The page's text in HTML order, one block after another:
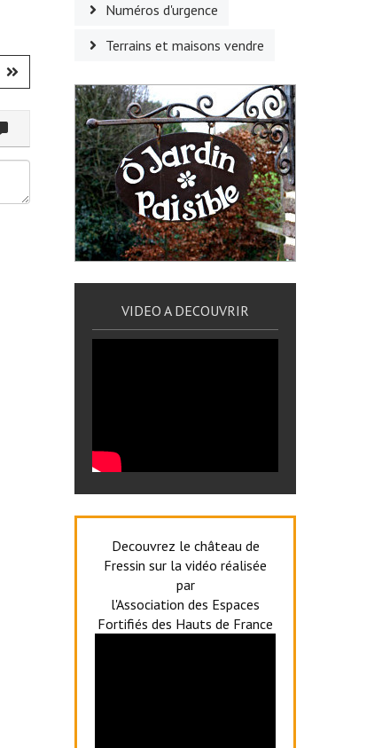
Numéros d'urgence
Terrains et maisons vendre
VIDEO A DECOUVRIR
Decouvrez le château de
Fressin sur la vidéo réalisée
par
l'Association des Espaces
Fortifiés des Hauts de France